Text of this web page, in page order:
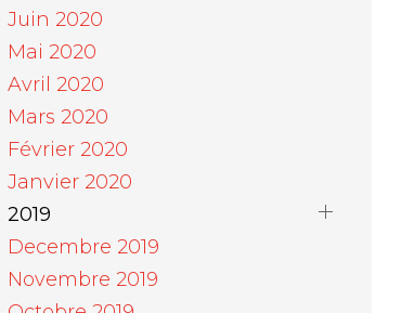
Juin 2020
Mai 2020
Avril 2020
Mars 2020
Février 2020
Janvier 2020
2019
Decembre 2019
Novembre 2019